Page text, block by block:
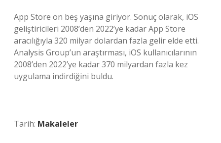
App Store on beş yaşına giriyor. Sonuç olarak, iOS
geliştiricileri 2008’den 2022’ye kadar App Store
aracılığıyla 320 milyar dolardan fazla gelir elde etti.
Analysis Group’un araştırması, iOS kullanıcılarının
2008’den 2022’ye kadar 370 milyardan fazla kez
uygulama indirdiğini buldu.
Tarih: Makaleler